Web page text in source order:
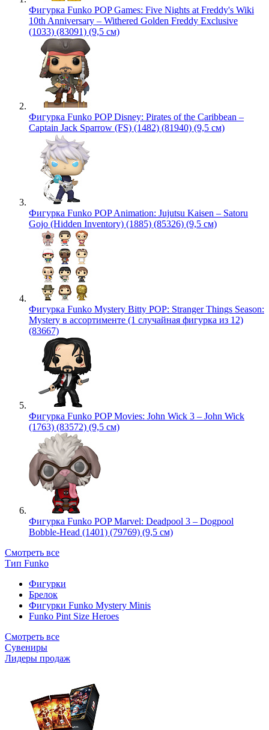
Фигурка Funko POP Games: Five Nights at Freddy's Wiki
10th Anniversary – Withered Golden Freddy Exclusive
(1033) (83091) (9,5 см)
Фигурка Funko POP Disney: Pirates of the Caribbean –
Captain Jack Sparrow (FS) (1482) (81940) (9,5 см)
Фигурка Funko POP Animation: Jujutsu Kaisen – Satoru
Gojo (Hidden Inventory) (1885) (85326) (9,5 см)
Фигурка Funko Mystery Bitty POP: Stranger Things Season:
Mystery в ассортименте (1 случайная фигурка из 12)
(83667)
Фигурка Funko POP Movies: John Wick 3 – John Wick
(1763) (83572) (9,5 см)
Фигурка Funko POP Marvel: Deadpool 3 – Dogpool
Bobble-Head (1401) (79769) (9,5 см)
Смотреть все
Тип Funko
Фигурки
Брелок
Фигурки Funko Mystery Minis
Funko Pint Size Heroes
Смотреть все
Сувениры
Лидеры продаж